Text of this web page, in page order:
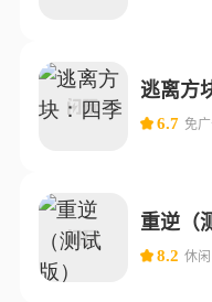
逃离方
6.7 免
重逆（
8.2 休闲